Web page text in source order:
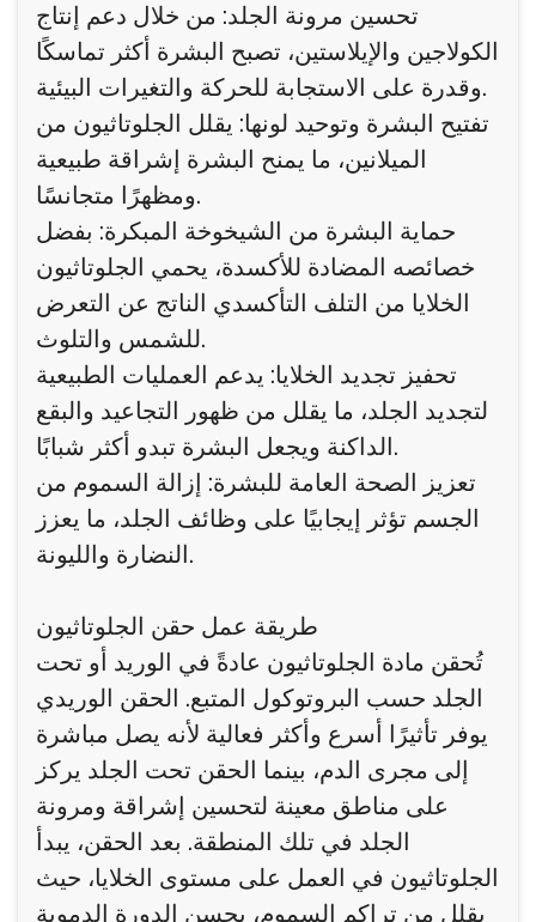
تحسين مرونة الجلد: من خلال دعم إنتاج
الكولاجين والإيلاستين، تصبح البشرة أكثر تماسكًا
وقدرة على الاستجابة للحركة والتغيرات البيئية.
تفتيح البشرة وتوحيد لونها: يقلل الجلوتاثيون من
الميلانين، ما يمنح البشرة إشراقة طبيعية
ومظهرًا متجانسًا.
حماية البشرة من الشيخوخة المبكرة: بفضل
خصائصه المضادة للأكسدة، يحمي الجلوتاثيون
الخلايا من التلف التأكسدي الناتج عن التعرض
للشمس والتلوث.
تحفيز تجديد الخلايا: يدعم العمليات الطبيعية
لتجديد الجلد، ما يقلل من ظهور التجاعيد والبقع
الداكنة ويجعل البشرة تبدو أكثر شبابًا.
تعزيز الصحة العامة للبشرة: إزالة السموم من
الجسم تؤثر إيجابيًا على وظائف الجلد، ما يعزز
النضارة والليونة.
طريقة عمل حقن الجلوتاثيون
تُحقن مادة الجلوتاثيون عادةً في الوريد أو تحت
الجلد حسب البروتوكول المتبع. الحقن الوريدي
يوفر تأثيرًا أسرع وأكثر فعالية لأنه يصل مباشرة
إلى مجرى الدم، بينما الحقن تحت الجلد يركز
على مناطق معينة لتحسين إشراقة ومرونة
الجلد في تلك المنطقة. بعد الحقن، يبدأ
الجلوتاثيون في العمل على مستوى الخلايا، حيث
يقلل من تراكم السموم، يحسن الدورة الدموية